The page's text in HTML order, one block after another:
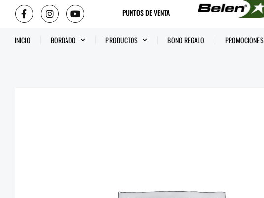
PUNTOS DE VENTA
INICIO BORDADO PRODUCTOS BONO REGALO PROMOCIONES